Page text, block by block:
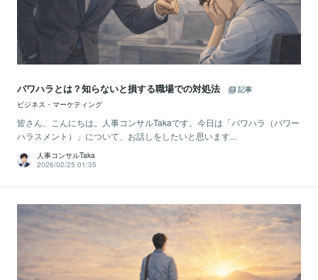
パワハラとは？知らないと損する職場での対処法
記事
ビジネス・マーケティング
皆さん、こんにちは。人事コンサルTakaです。今日は「パワハラ（パワー
ハラスメント）」について、お話しをしたいと思います...
人事コンサルTaka
2026/02/25 01:35